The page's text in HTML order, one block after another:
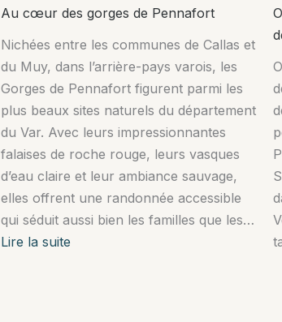
Laurent
Au cœur des gorges de Pennafort
Nichées entre les communes de Callas et
du Muy, dans l’arrière-pays varois, les
Gorges de Pennafort figurent parmi les
plus beaux sites naturels du département
du Var. Avec leurs impressionnantes
falaises de roche rouge, leurs vasques
d’eau claire et leur ambiance sauvage,
elles offrent une randonnée accessible
qui séduit aussi bien les familles que les…
Lire la suite: